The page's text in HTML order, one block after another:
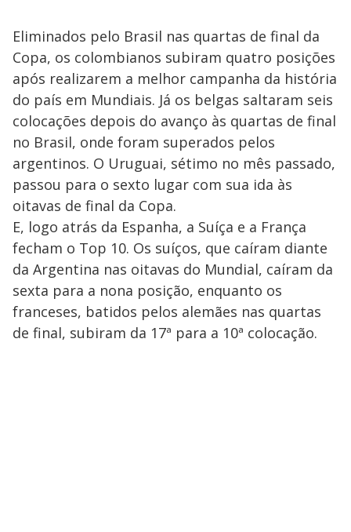
Eliminados pelo Brasil nas quartas de final da
Copa, os colombianos subiram quatro posições
após realizarem a melhor campanha da história
do país em Mundiais. Já os belgas saltaram seis
colocações depois do avanço às quartas de final
no Brasil, onde foram superados pelos
argentinos. O Uruguai, sétimo no mês passado,
passou para o sexto lugar com sua ida às
oitavas de final da Copa.
E, logo atrás da Espanha, a Suíça e a França
fecham o Top 10. Os suíços, que caíram diante
da Argentina nas oitavas do Mundial, caíram da
sexta para a nona posição, enquanto os
franceses, batidos pelos alemães nas quartas
de final, subiram da 17ª para a 10ª colocação.